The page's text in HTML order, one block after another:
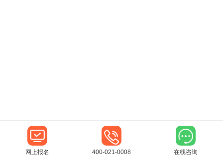
网上报名 400-021-0008 在线咨询